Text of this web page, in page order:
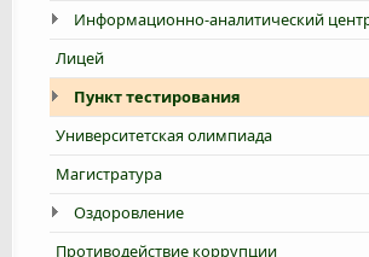
Информационно-аналитический
Лицей
Пункт тестирования
Университетская олимпиада
Магистратура
Оздоровление
Противодействие коррупции